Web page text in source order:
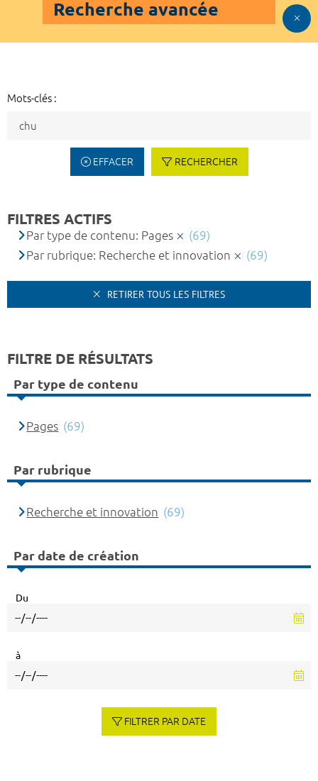
Recherche avancée
Mots-clés :
EFFACER RECHERCHER
FILTRES ACTIFS
Par type de contenu: Pages
(69)
Par rubrique: Recherche et innovation
(69)
RETIRER TOUS LES FILTRES
FILTRE DE RÉSULTATS
Par type de contenu
Pages (69)
Par rubrique
Recherche et innovation (69)
Par date de création
Du
à
FILTRER PAR DATE